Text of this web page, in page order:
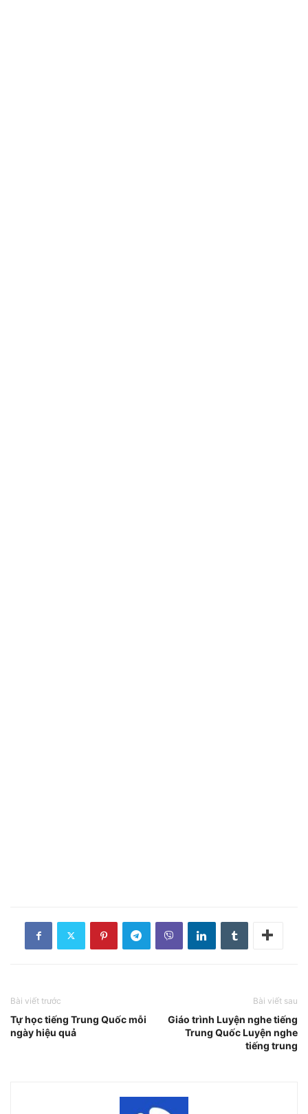
Bài viết trước
Tự học tiếng Trung Quốc mỗi
ngày hiệu quả
Bài viết sau
Giáo trình Luyện nghe tiếng
Trung Quốc Luyện nghe
tiếng trung